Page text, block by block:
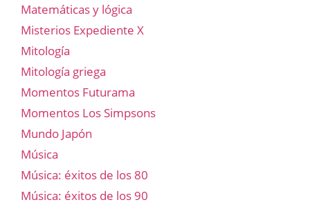
Matemáticas y lógica
Misterios Expediente X
Mitología
Mitología griega
Momentos Futurama
Momentos Los Simpsons
Mundo Japón
Música
Música: éxitos de los 80
Música: éxitos de los 90